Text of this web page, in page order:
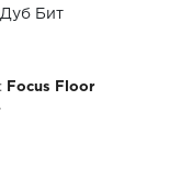
Бит
Focus Floor